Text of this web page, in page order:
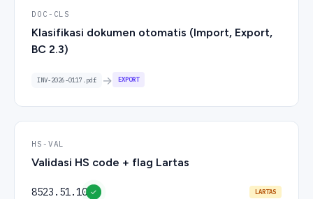
DOC-CLS
Klasifikasi dokumen otomatis (Import, Export,
BC 2.3)
INV-2026-0117.pdf → BC 2.3
HS-VAL
Validasi HS code + flag Lartas
8523.51.10 ✓ LARTAS